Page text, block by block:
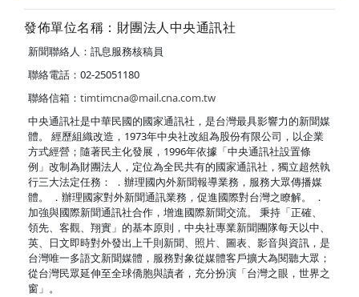
發佈單位名稱：財團法人中央通訊社
新聞聯絡人：訊息服務核稿員
聯絡電話：02-25051180
聯絡信箱： timtimcna@mail.cna.com.tw
中央通訊社是中華民國的國家通訊社，是台灣最具影響力的新聞媒
體。 經歷組織改造，1973年中央社改組為股份有限公司，以企業
方式經營；隨著民主化發展，1996年依據「中央通訊社設置條
例」改制為財團法人，定位為全民共有的國家通訊社，獨立超然執
行三大法定任務： ．辦理國內外新聞報導業務，服務大眾傳播媒
體。 ．辦理國家對外新聞通訊業務，促進國際對台灣之瞭解。 ．
加強與國際新聞通訊社合作，增進國際新聞交流。 秉持「正確、
領先、客觀、翔實」的基本原則，中央社專業新聞團隊每天以中、
英、日文即時對外發出上千則新聞、照片、圖表、影音與資訊，是
台灣唯一多語文新聞媒體，服務對象從媒體客戶擴大為閱聽大眾；
從台灣民眾延伸至全球僑胞與讀者，充分扮演「台灣之眼，世界之
窗」。